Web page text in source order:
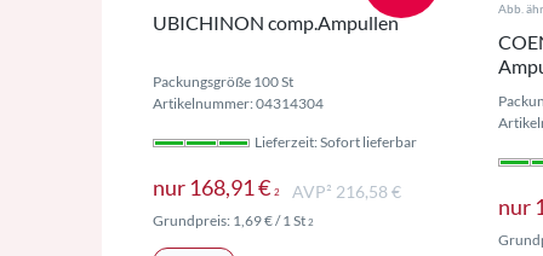
UBICHINON comp.Ampullen
Packungsgröße 100 St
Artikelnummer: 04314304
Lieferzeit: Sofort lieferbar
nur 168,91 € 2 Preise inkl. MwSt. ggf. zzgl.
AVP² 216,58 €
Grundpreis: 1,69 €/ 1 St 2 Preise inkl. MwSt. ggf. zzgl. Versand
Abb.
nur